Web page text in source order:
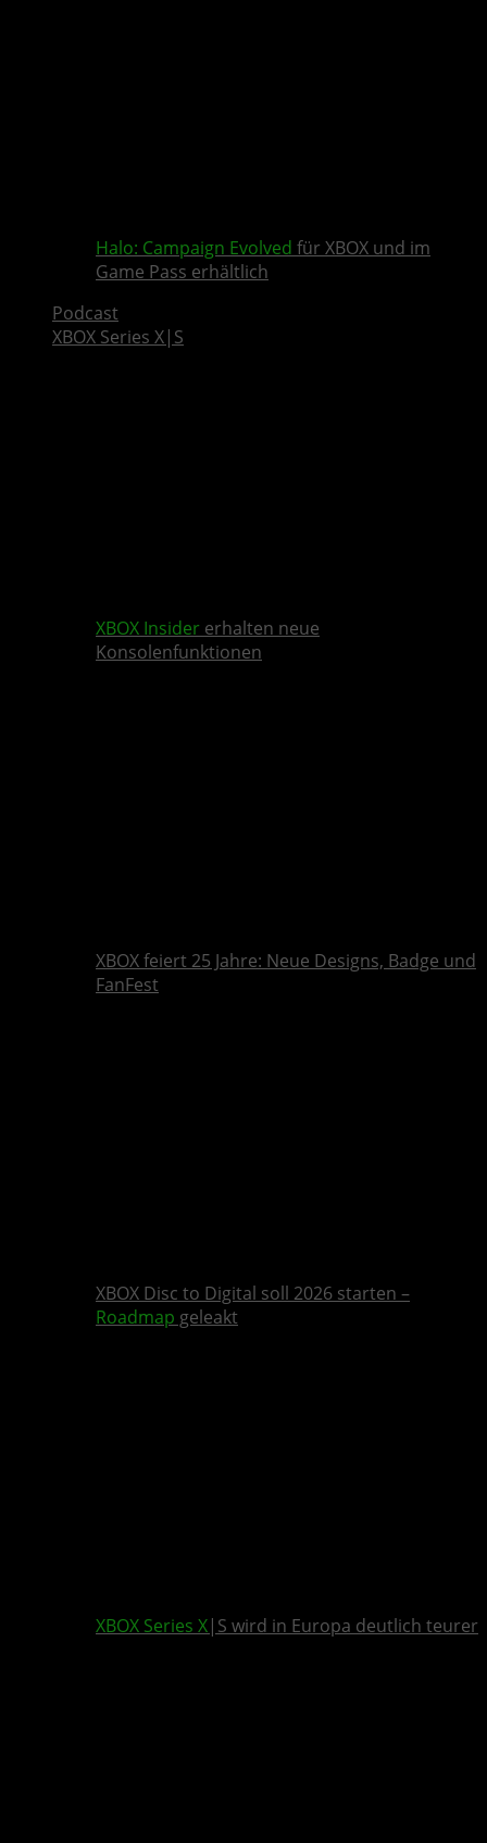
Halo: Campaign Evolved für XBOX und im
Game Pass erhältlich
Podcast
XBOX Series X|S
XBOX Insider erhalten neue
Konsolenfunktionen
XBOX feiert 25 Jahre: Neue Designs, Badge und
FanFest
XBOX Disc to Digital soll 2026 starten –
Roadmap geleakt
XBOX Series X|S wird in Europa deutlich teurer